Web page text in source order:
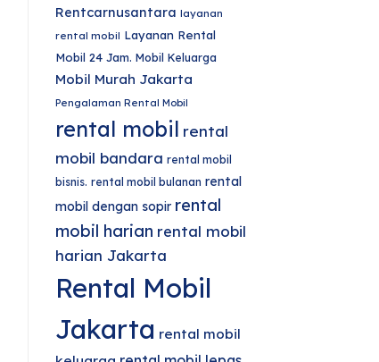
Rentcarnusantara layanan
rental mobil Layanan Rental
Mobil 24 Jam. Mobil Keluarga
Mobil Murah Jakarta
Pengalaman Rental Mobil
rental mobil rental
mobil bandara rental mobil
bisnis. rental mobil bulanan rental
mobil dengan sopir rental
mobil harian rental mobil
harian Jakarta
Rental Mobil
Jakarta rental mobil